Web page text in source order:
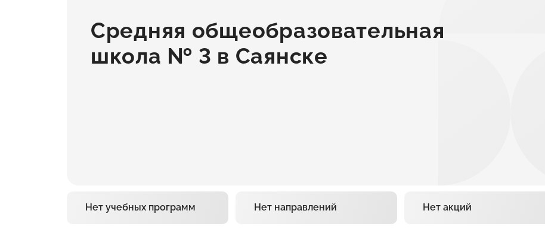
Средняя общеобразовательная
школа № 3 в Саянске
Нет учебных программ Нет направлений Нет акций